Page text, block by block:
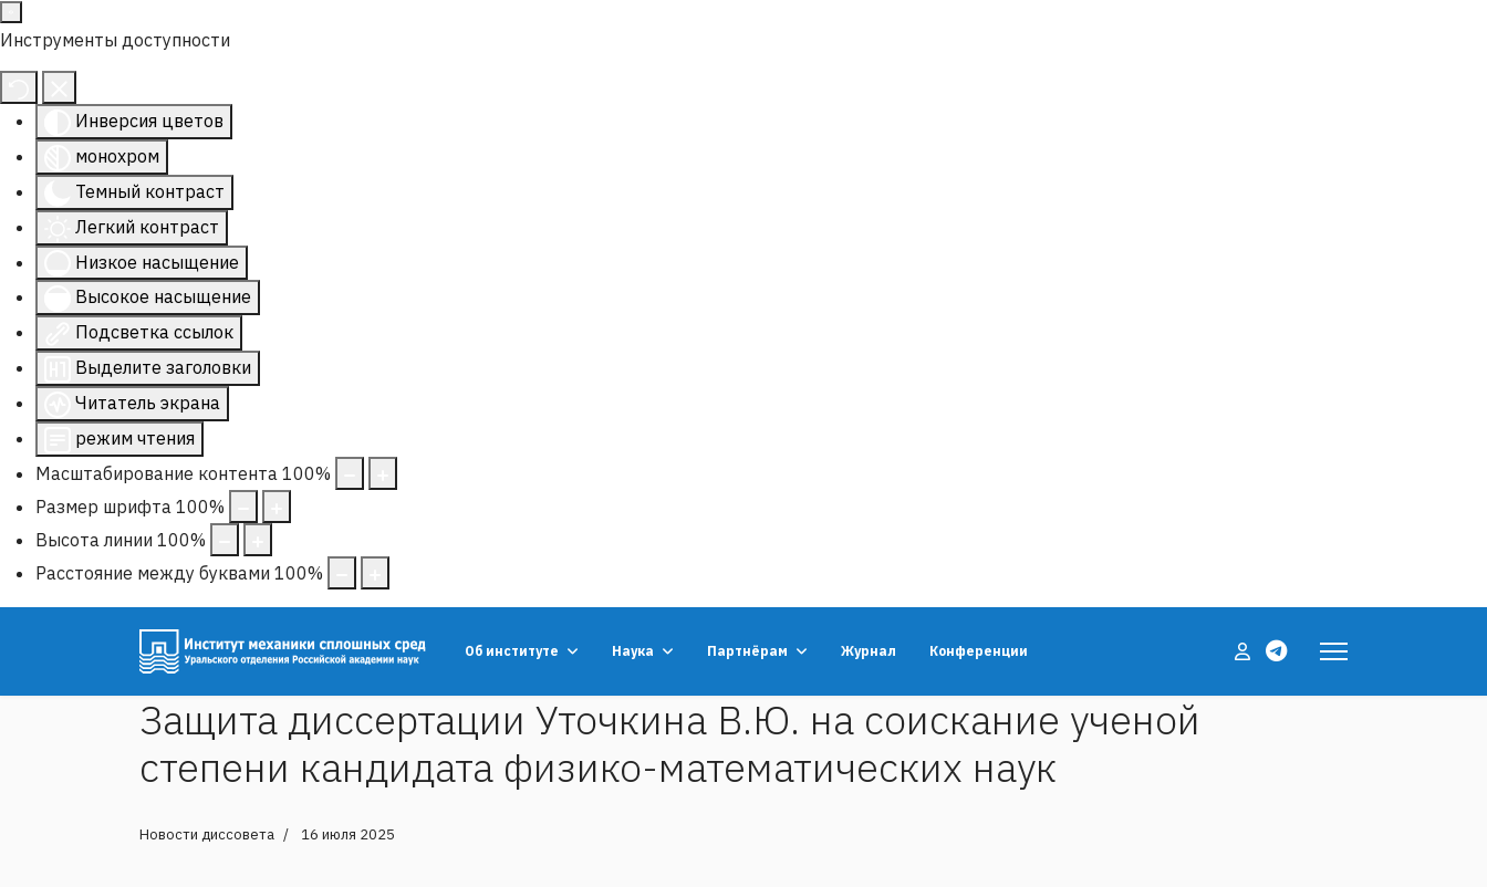
Инструменты доступности
Инверсия цветов
монохром
Темный контраст
Легкий контраст
Низкое насыщение
Высокое насыщение
Подсветка ссылок
Выделите заголовки
Читатель экрана
режим чтения
Масштабирование контента 100%
Размер шрифта 100%
Высота линии 100%
Расстояние между буквами 100%
Об институте Наука Партнёрам Журнал Конференции
Защита диссертации Уточкина В.Ю. на соискание ученой
степени кандидата физико-математических наук
Новости диссовета 16 июля 2025